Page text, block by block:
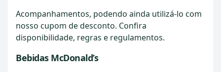
Acompanhamentos, podendo ainda utilizá-lo com
nosso cupom de desconto. Confira
disponibilidade, regras e regulamentos.
Bebidas McDonald’s